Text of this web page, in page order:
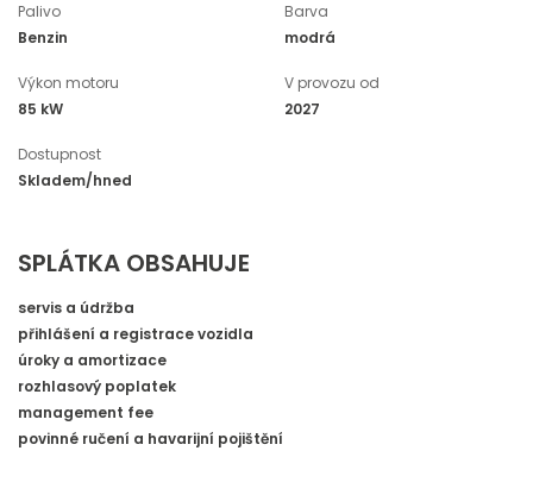
Palivo
Benzin
Barva
modrá
Výkon motoru
85 kW
V provozu od
2027
Dostupnost
Skladem/hned
SPLÁTKA OBSAHUJE
servis a údržba
přihlášení a registrace vozidla
úroky a amortizace
rozhlasový poplatek
management fee
povinné ručení a havarijní pojištění